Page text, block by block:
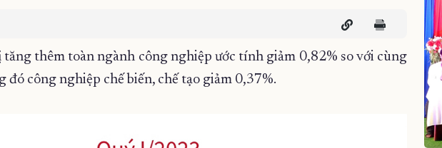
thêm toàn ngành công nghiệp ước tính giảm 0,82% so với cùng
đó công nghiệp chế biến, chế tạo giảm 0,37%.